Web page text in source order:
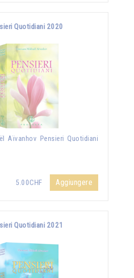
Quotidiani 2020
Aïvanhov Pensieri Quotidiani
5.00CHF Aggiungere
Quotidiani 2021